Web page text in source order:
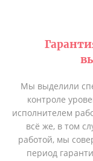
Мы выделили
контроле
исполнителем
всё же, в том
работой, мы
период